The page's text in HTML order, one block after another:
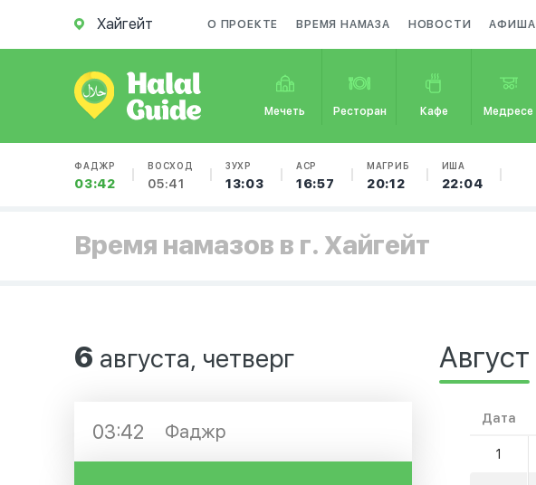
Хайгейт О ПРОЕКТЕ ВРЕМЯ НАМАЗА НОВОСТИ АФИША
Мечеть Ресторан Кафе Медресе
ФАДЖР
03:42
ВОСХОД
05:41
ЗУХР
13:03
АСР
16:57
МАГРИБ
20:12
ИША
22:04
Время намазов в г. Хайгейт
6 августа, четверг
03:42 Фаджр
Август
Дата
1